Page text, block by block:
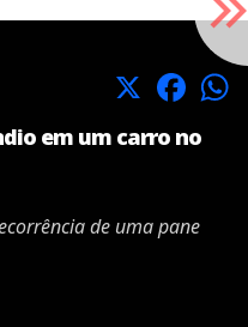
X Facebook
em um carro no
de uma pane